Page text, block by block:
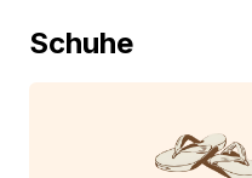
Schuhe